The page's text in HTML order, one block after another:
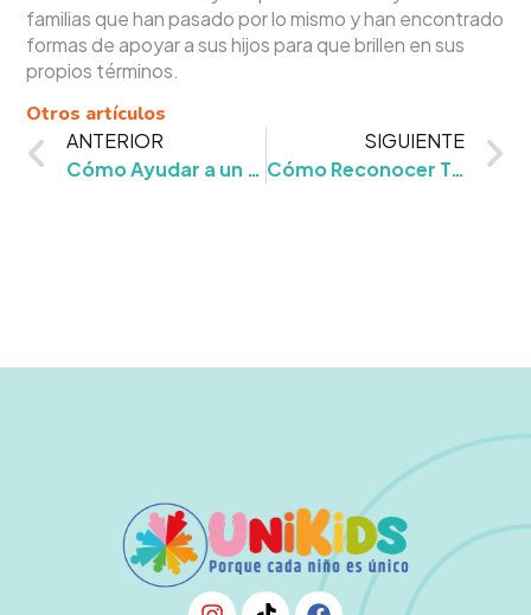
familias que han pasado por lo mismo y han encontrado
formas de apoyar a sus hijos para que brillen en sus
propios términos.
Otros artículos
ANTERIOR
Cómo Ayudar a un Niño a Autorregularse
SIGUIENTE
Cómo Reconocer Trastornos Sensoriales en Niños